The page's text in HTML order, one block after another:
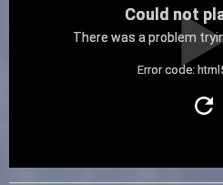
Could not
There was a problem
Error code: